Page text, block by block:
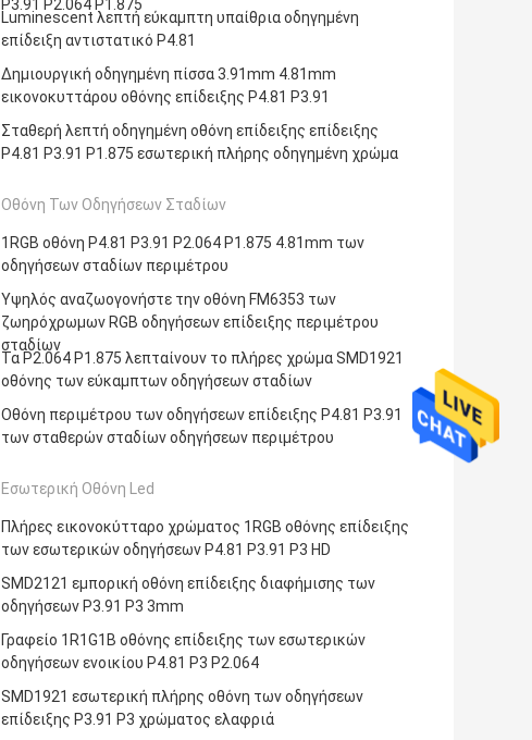
P3.91 P2.064 P1.875
Luminescent λεπτή εύκαμπτη υπαίθρια οδηγημένη
επίδειξη αντιστατικό P4.81
Δημιουργική οδηγημένη πίσσα 3.91mm 4.81mm
εικονοκυττάρου οθόνης επίδειξης P4.81 P3.91
Σταθερή λεπτή οδηγημένη οθόνη επίδειξης επίδειξης
P4.81 P3.91 P1.875 εσωτερική πλήρης οδηγημένη χρώμα
Οθόνη Των Οδηγήσεων Σταδίων
1RGB οθόνη P4.81 P3.91 P2.064 P1.875 4.81mm των
οδηγήσεων σταδίων περιμέτρου
Υψηλός αναζωογονήστε την οθόνη FM6353 των
ζωηρόχρωμων RGB οδηγήσεων επίδειξης περιμέτρου
σταδίων
Τα P2.064 P1.875 λεπταίνουν το πλήρες χρώμα SMD1921
οθόνης των εύκαμπτων οδηγήσεων σταδίων
Οθόνη περιμέτρου των οδηγήσεων επίδειξης P4.81 P3.91
των σταθερών σταδίων οδηγήσεων περιμέτρου
Εσωτερική Οθόνη Led
Πλήρες εικονοκύτταρο χρώματος 1RGB οθόνης επίδειξης
των εσωτερικών οδηγήσεων P4.81 P3.91 P3 HD
SMD2121 εμπορική οθόνη επίδειξης διαφήμισης των
οδηγήσεων P3.91 P3 3mm
Γραφείο 1R1G1B οθόνης επίδειξης των εσωτερικών
οδηγήσεων ενοικίου P4.81 P3 P2.064
SMD1921 εσωτερική πλήρης οθόνη των οδηγήσεων
επίδειξης P3.91 P3 χρώματος ελαφριά